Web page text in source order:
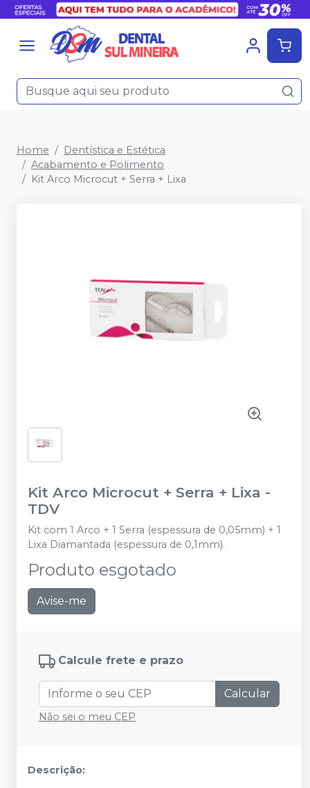
Home
Dentística e Estética
Acabamento e Polimento
Kit Arco Microcut + Serra + Lixa
Kit Arco Microcut + Serra + Lixa -
TDV
Kit com 1 Arco + 1 Serra (espessura de 0,05mm) + 1
Lixa Diamantada (espessura de 0,1mm).
Produto esgotado
Avise-me
Calcule frete e prazo
Calcular
Não sei o meu CEP
Descrição: